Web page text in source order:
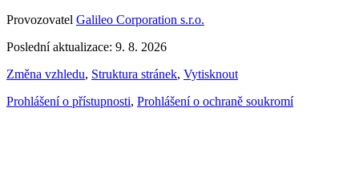
Provozovatel Galileo Corporation s.r.o.
Poslední aktualizace: 9. 8. 2026
Změna vzhledu, Struktura stránek, Vytisknout
Prohlášení o přístupnosti, Prohlášení o ochraně soukromí